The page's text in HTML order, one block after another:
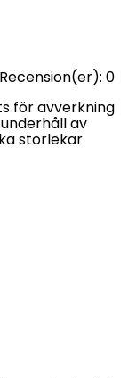
Recension(er): 0
för avverkning
av
storlekar